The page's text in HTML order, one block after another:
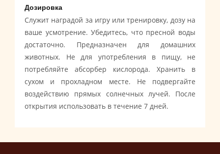
Дозировка
Служит наградой за игру или тренировку, дозу на
ваше усмотрение.Убедитесь, что пресной воды
достаточно. Предназначен для домашних
животных. Не для употребления в пищу, не
потребляйте абсорбер кислорода. Хранить в
сухом и прохладном месте. Не подвергайте
воздействию прямых солнечных лучей. После
открытия использовать в течение 7 дней.